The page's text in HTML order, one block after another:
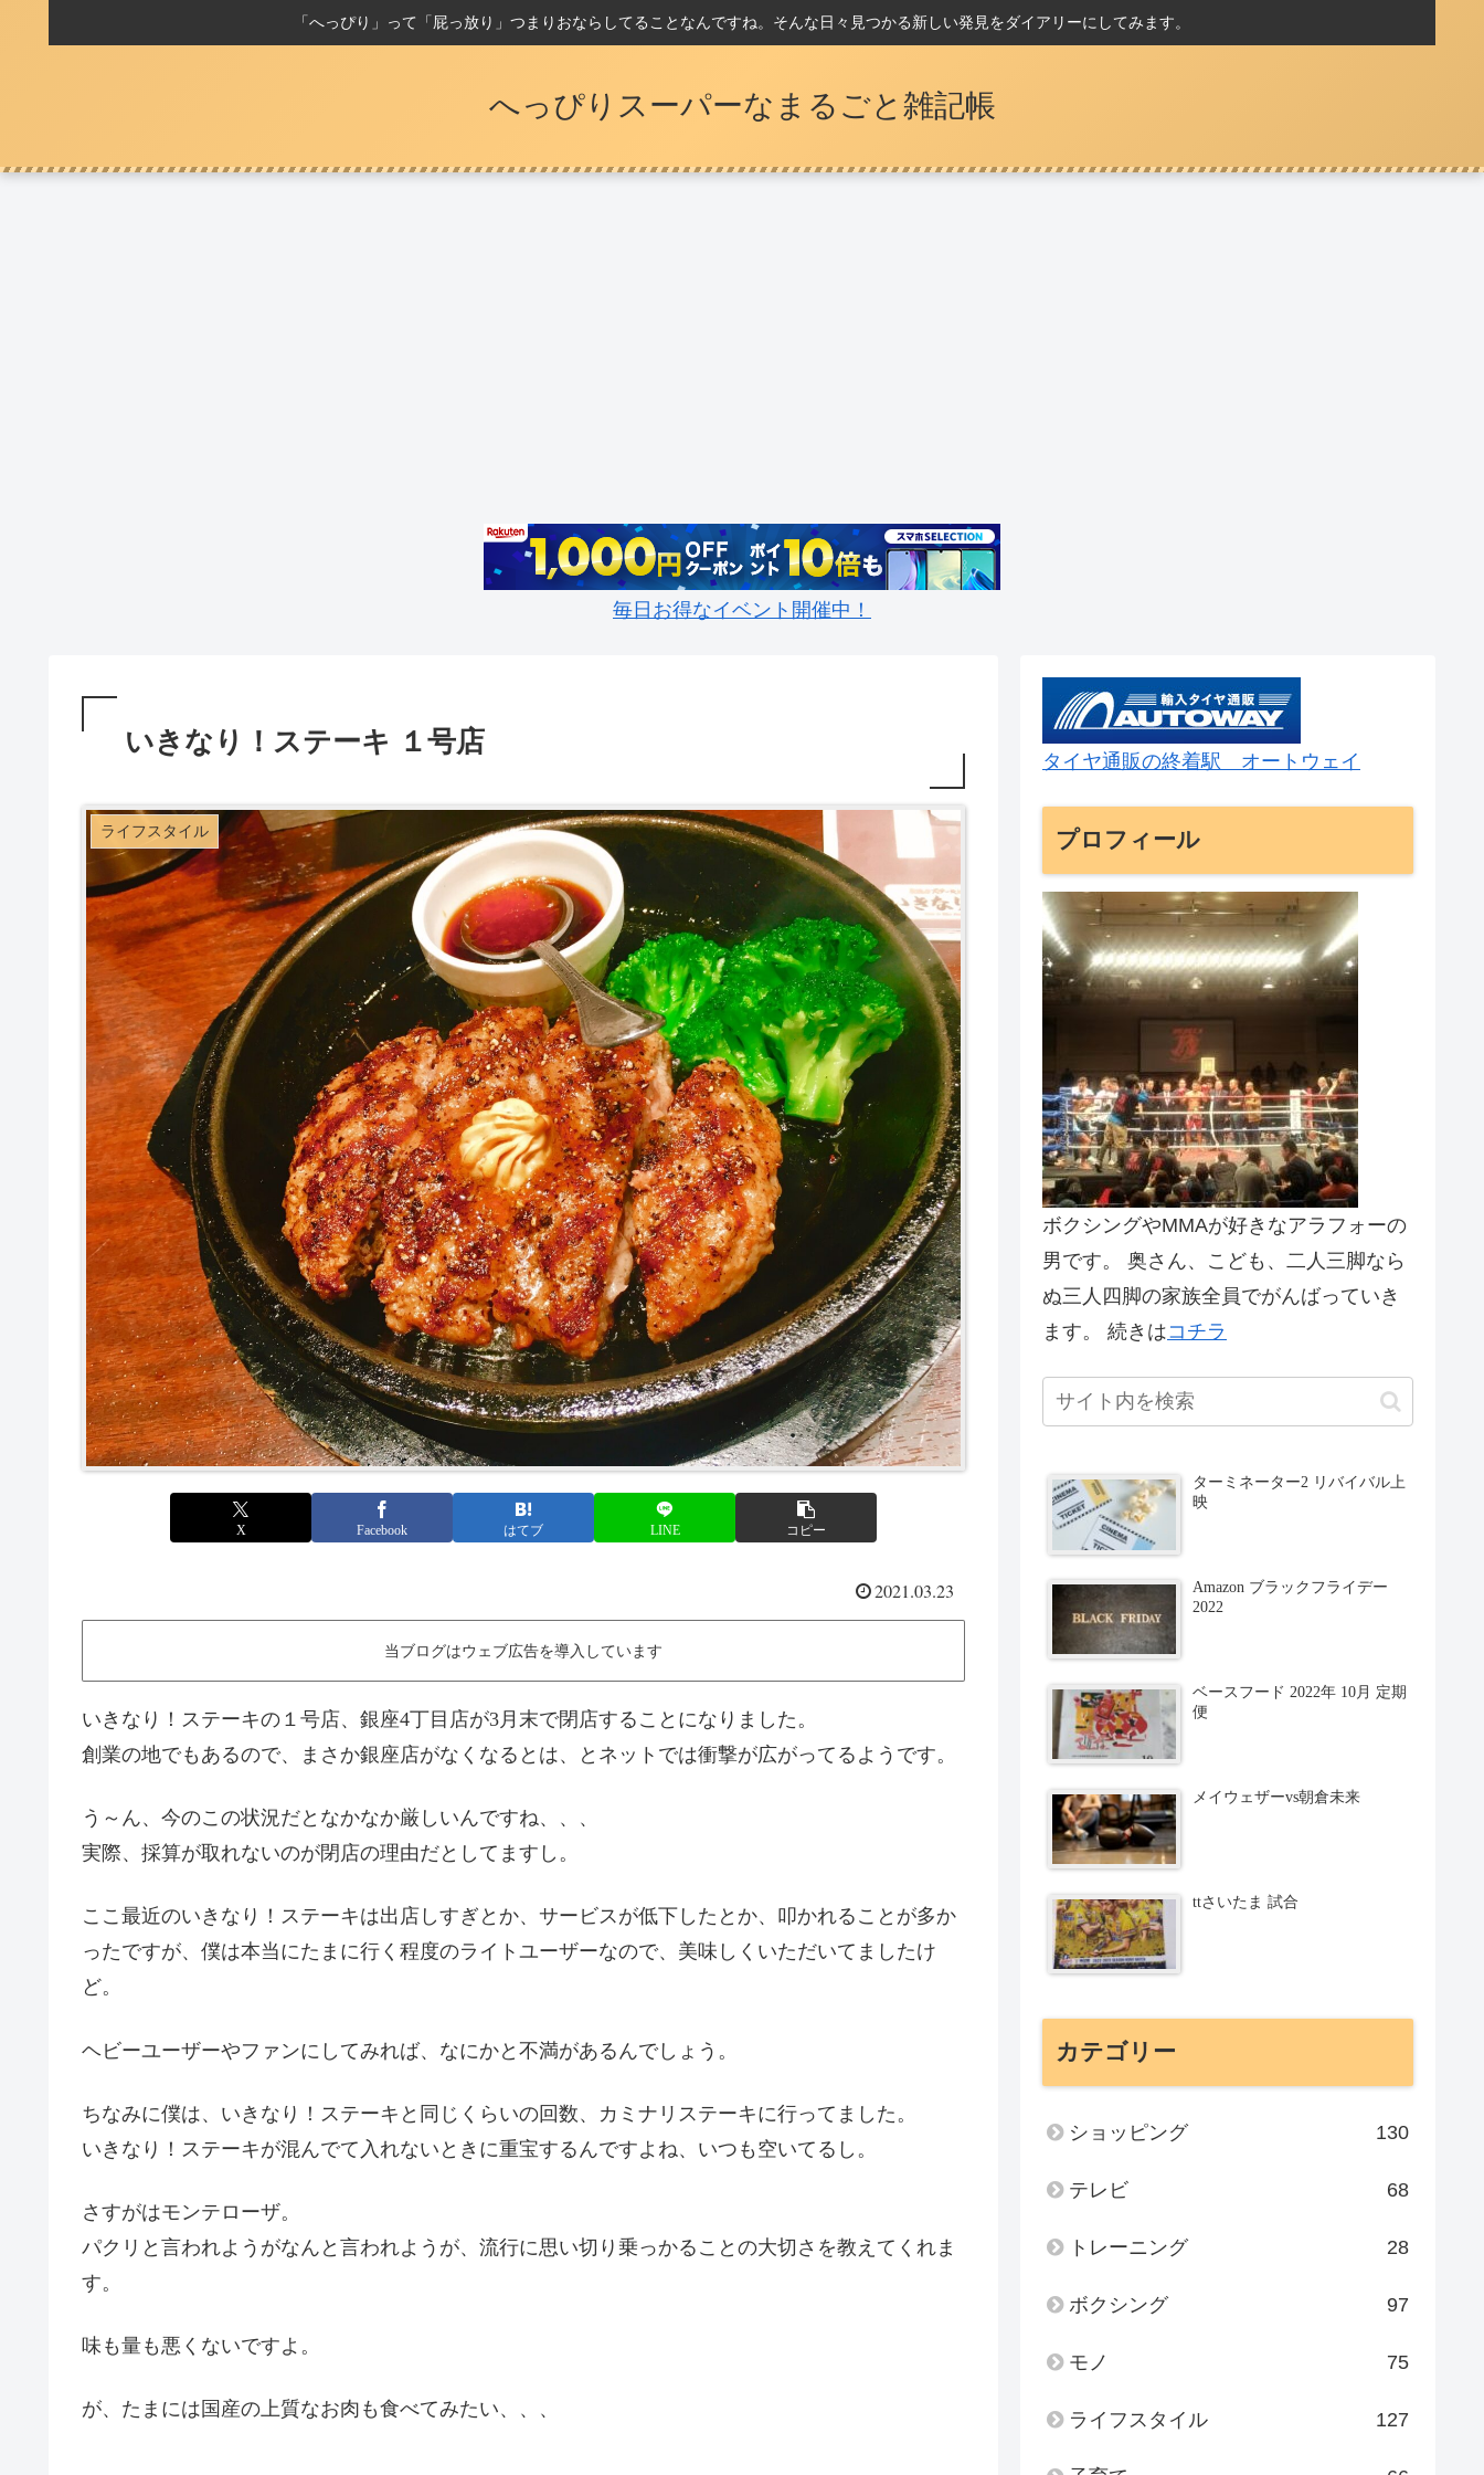
「へっぴり」って「屁っ放り」つまりおならしてることなんですね。そんな日々見つかる新しい発見をダイアリーにしてみます。
へっぴりスーパーなまるごと雑記帳
毎日お得なイベント開催中！
いきなり！ステーキ １号店
ライフスタイル
X Facebook はてブ LINE コピー
2021.03.23
当ブログはウェブ広告を導入しています
いきなり！ステーキの１号店、銀座4丁目店が3月末で閉店することになりました。
創業の地でもあるので、まさか銀座店がなくなるとは、とネットでは衝撃が広がってるようです。
う～ん、今のこの状況だとなかなか厳しいんですね、、、
実際、採算が取れないのが閉店の理由だとしてますし。
ここ最近のいきなり！ステーキは出店しすぎとか、サービスが低下したとか、叩かれることが多か
ったですが、僕は本当にたまに行く程度のライトユーザーなので、美味しくいただいてましたけ
ど。
ヘビーユーザーやファンにしてみれば、なにかと不満があるんでしょう。
ちなみに僕は、いきなり！ステーキと同じくらいの回数、カミナリステーキに行ってました。
いきなり！ステーキが混んでて入れないときに重宝するんですよね、いつも空いてるし。
さすがはモンテローザ。
パクリと言われようがなんと言われようが、流行に思い切り乗っかることの大切さを教えてくれま
す。
味も量も悪くないですよ。
が、たまには国産の上質なお肉も食べてみたい、、、
タイヤ通販の終着駅 オートウェイ
プロフィール
ボクシングやMMAが好きなアラフォーの
男です。 奥さん、こども、二人三脚なら
ぬ三人四脚の家族全員でがんばっていき
ます。 続きはコチラ
ターミネーター2 リバイバル上
映
Amazon ブラックフライデー
2022
ベースフード 2022年 10月 定期
便
メイウェザーvs朝倉未来
ttさいたま 試合
カテゴリー
ショッピング 130
テレビ 68
トレーニング 28
ボクシング 97
モノ 75
ライフスタイル 127